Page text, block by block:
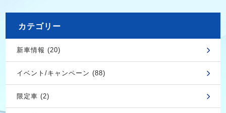
カテゴリー
新車情報 (20)
イベント/キャンペーン (88)
限定車 (2)